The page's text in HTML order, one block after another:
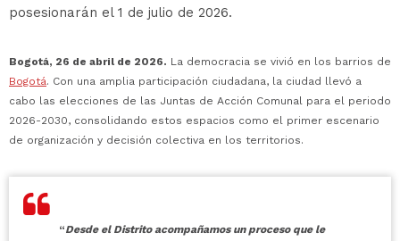
posesionarán el 1 de julio de 2026.
Bogotá, 26 de abril de 2026. La democracia se vivió en los barrios de
Bogotá. Con una amplia participación ciudadana, la ciudad llevó a
cabo las elecciones de las Juntas de Acción Comunal para el periodo
2026-2030, consolidando estos espacios como el primer escenario
de organización y decisión colectiva en los territorios.
“Desde el Distrito acompañamos un proceso que le